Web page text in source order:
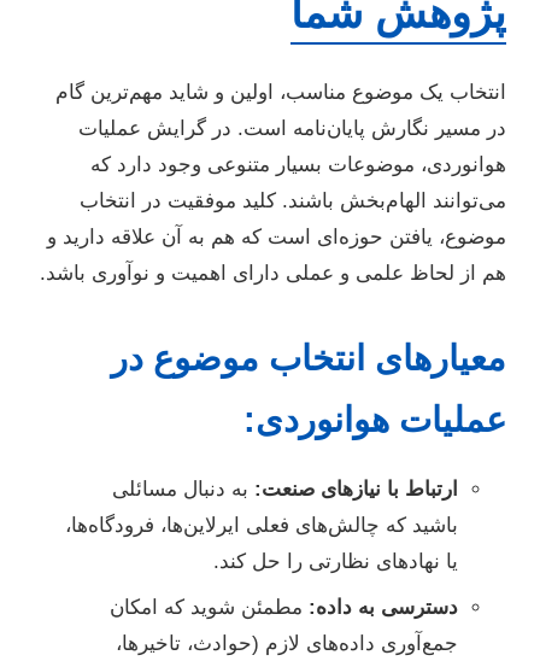
پژوهش شما
انتخاب یک موضوع مناسب، اولین و شاید مهم‌ترین گام
در مسیر نگارش پایان‌نامه است. در گرایش عملیات
هوانوردی، موضوعات بسیار متنوعی وجود دارد که
می‌توانند الهام‌بخش باشند. کلید موفقیت در انتخاب
موضوع، یافتن حوزه‌ای است که هم به آن علاقه دارید و
هم از لحاظ علمی و عملی دارای اهمیت و نوآوری باشد.
معیارهای انتخاب موضوع در
عملیات هوانوردی:
ارتباط با نیازهای صنعت: به دنبال مسائلی
باشید که چالش‌های فعلی ایرلاین‌ها، فرودگاه‌ها،
یا نهادهای نظارتی را حل کند.
دسترسی به داده: مطمئن شوید که امکان
جمع‌آوری داده‌های لازم (حوادث، تاخیرها،